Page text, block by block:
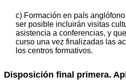
c) Formación en país
ser posible incluirán visitas
asistencia a conferencias, y
curso una vez finalizadas las
los centros formativos.
Disposición final primera.